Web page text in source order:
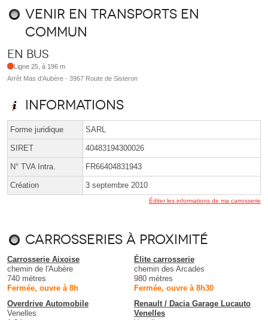
Venir en transports en
commun
En bus
Ligne 25, à 196 m
Arrêt Mas d'Aubère - 3967 Route de Sisteron
Informations
Forme juridique SARL
SIRET 40483194300026
N° TVA Intra. FR66404831943
Création 3 septembre 2010
Éditer les informations de ma carrosserie
Carrosseries à proximité
Carrosserie Aixoise
chemin de l'Aubère
740 mètres
Fermée, ouvre à 8h
Élite carrosserie
chemin des Arcades
980 mètres
Fermée, ouvre à 8h30
Overdrive Automobile
Venelles
Renault / Dacia Garage Lucauto
Venelles